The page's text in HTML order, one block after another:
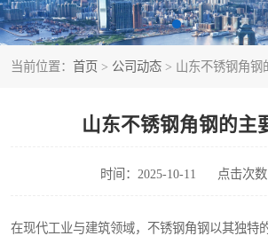
当前位置： 首页 > 公司动态 > 山东不锈钢角钢
山东不锈钢角钢的主
时间：2025-10-11 点击次
在现代工业与建筑领域，不锈钢角钢以其独特
不锈钢人孔
不锈钢角钢